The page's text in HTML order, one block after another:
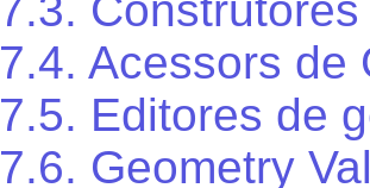
7.3.
7.4. Acessors de
7.5. Editores de
7.6. Geometry